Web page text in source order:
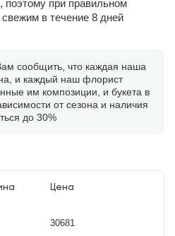
поэтому при правильном
в течение 8 дней
сообщить, что каждая наша
и каждый наш флорист
им композиции, и букета в
от сезона и наличия
до 30%
Цена
30681